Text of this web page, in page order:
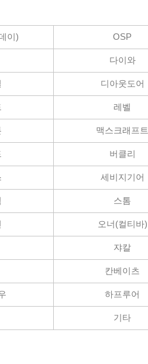
공지사항
매장 영업시간
국민은행
이) OSP
다이와
디아웃도어
레벨
맥스크래프트
버클리
세비지기어
스톰
오너(컬티바)
쟈칼
칸베이츠
하프루어
기타